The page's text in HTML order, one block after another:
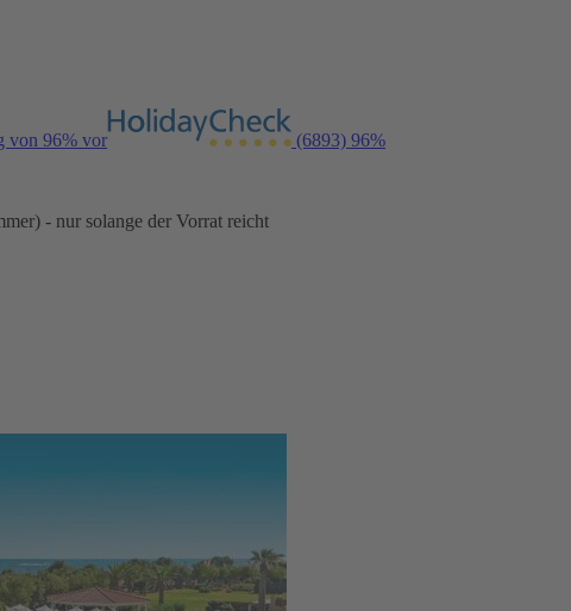
von 96% vor (6893) 96%
- nur solange der Vorrat reicht